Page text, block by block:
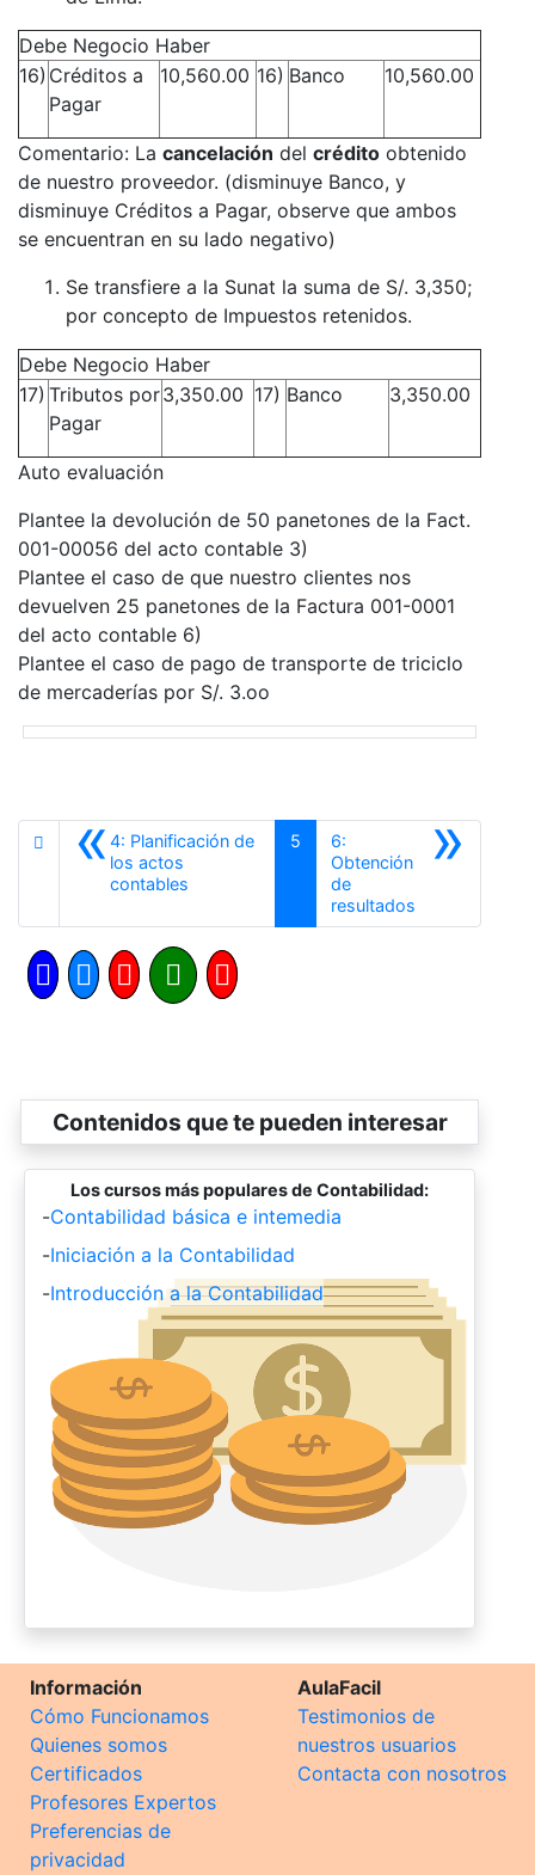
Debe Negocio Haber
16) Créditos a
Pagar
10,560.00 16) Banco 10,560.00
Comentario: La cancelación del crédito obtenido
de nuestro proveedor. (disminuye Banco, y
disminuye Créditos a Pagar, observe que ambos
se encuentran en su lado negativo)
Se transfiere a la Sunat la suma de S/. 3,350;
por concepto de Impuestos retenidos.
Debe Negocio Haber
17) Tributos por
Pagar
3,350.00 17) Banco 3,350.00
Auto evaluación
Plantee la devolución de 50 panetones de la Fact.
001-00056 del acto contable 3)
Plantee el caso de que nuestro clientes nos
devuelven 25 panetones de la Factura 001-0001
del acto contable 6)
Plantee el caso de pago de transporte de triciclo
de mercaderías por S/. 3.oo
«4: Planificación de
los actos
contables
5 »
6:
Obtención
de
resultados
Contenidos que te pueden interesar
Los cursos más populares de Contabilidad:
-Contabilidad básica e intemedia
-Iniciación a la Contabilidad
-Introducción a la Contabilidad
Información
Cómo Funcionamos
Quienes somos
Certificados
Profesores Expertos
Preferencias de
privacidad
AulaFacil
Testimonios de
nuestros usuarios
Contacta con nosotros